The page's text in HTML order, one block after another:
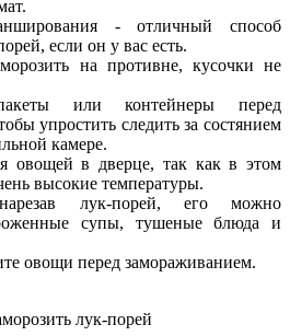
- отличный способ
если он у вас есть.
на противне, кусочки не
или контейнеры перед
упростить следить за состянием
камере.
овощей в дверце, так как в этом
высокие температуры.
нарезав лук-порей, его можно
супы, тушеные блюда и
овощи перед замораживанием.